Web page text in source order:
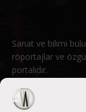
Sanat ve bilimi
röportajlar ve
portalıdır.
Bizimle iletişime